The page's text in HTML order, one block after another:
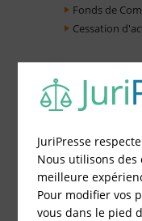
Fonds de
Cessation
JuriPresse
Nous utilisons des
meilleure
Pour modifier vos
vous dans le pied